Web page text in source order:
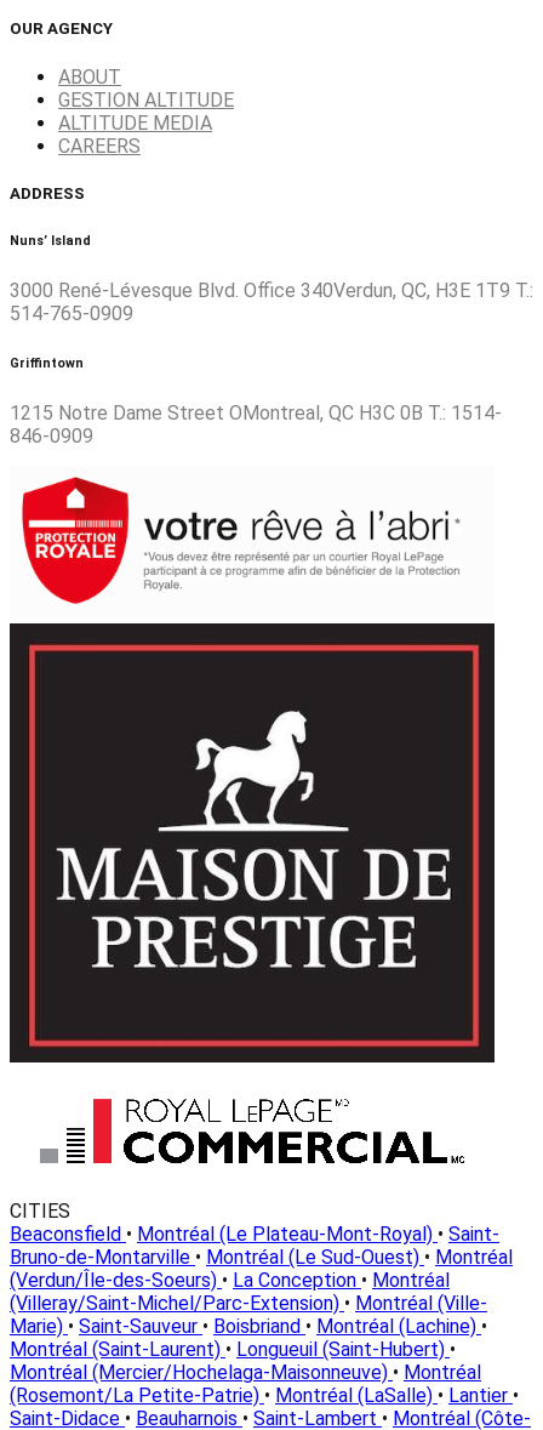
OUR AGENCY
ABOUT
GESTION ALTITUDE
ALTITUDE MEDIA
CAREERS
ADDRESS
Nuns’ Island
3000 René-Lévesque Blvd. Office 340Verdun, QC, H3E 1T9 T.:
514-765-0909
Griffintown
1215 Notre Dame Street OMontreal, QC H3C 0B T.: 1514-
846-0909
CITIES
Beaconsfield • Montréal (Le Plateau-Mont-Royal) • Saint-
Bruno-de-Montarville • Montréal (Le Sud-Ouest) • Montréal
(Verdun/Île-des-Soeurs) • La Conception • Montréal
(Villeray/Saint-Michel/Parc-Extension) • Montréal (Ville-
Marie) • Saint-Sauveur • Boisbriand • Montréal (Lachine) •
Montréal (Saint-Laurent) • Longueuil (Saint-Hubert) •
Montréal (Mercier/Hochelaga-Maisonneuve) • Montréal
(Rosemont/La Petite-Patrie) • Montréal (LaSalle) • Lantier •
Saint-Didace • Beauharnois • Saint-Lambert • Montréal (Côte-